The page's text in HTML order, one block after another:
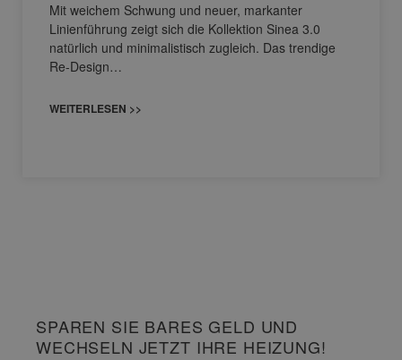
Mit weichem Schwung und neuer, markanter
Linienführung zeigt sich die Kollektion Sinea 3.0
natürlich und minimalistisch zugleich. Das trendige
Re-Design…
WEITERLESEN >>
SPAREN SIE BARES GELD UND
WECHSELN JETZT IHRE HEIZUNG!